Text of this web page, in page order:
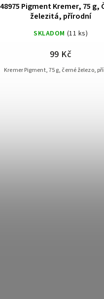
Pigment Kremer, 75 g, Sienna
přírodní, francouzská
SKLADOM (13 ks)
75 g, Sienna přírodní, francouzský